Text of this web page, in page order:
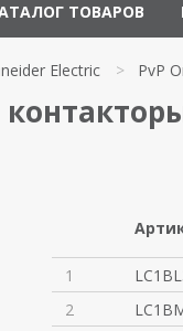
ТОВАРОВ
Electric > PvP
1
2